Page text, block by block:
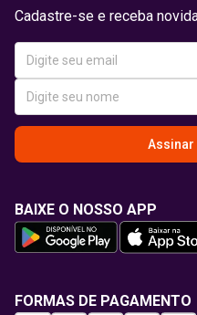
Cadastre-se e receba
Assinar
BAIXE O NOSSO APP
FORMAS DE PAGAMENTO